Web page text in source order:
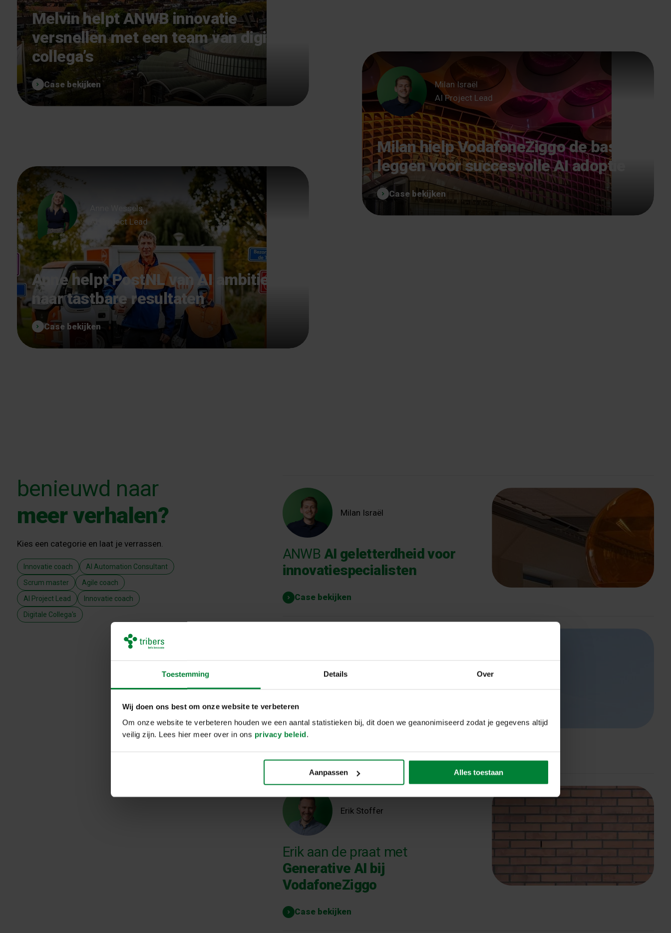
Toestemming Details Over
Wij doen ons best om onze website te verbeteren
Om onze website te verbeteren houden we een aantal statistieken bij, dit doen we geanonimiseerd zodat je gegevens altijd
veilig zijn. Lees hier meer over in ons privacy beleid.
Aanpassen Alles toestaan
Melvinhelpt ANWB innovatie
versnellen met een team van digitale
collega’s
Case bekijken
Anne Wessels
AI Project Lead
Anne helpt PostNL van AI ambitie
naar tastbare resultaten
Case bekijken
Milan Israël
AI Project Lead
Milan hielp VodafoneZiggo de basis
leggen voor succesvolle AI adoptie
Case bekijken
benieuwd naar
meer verhalen?
Kies een categorie en laat je verrassen.
Innovatie coach
AI Automation Consultant
Scrum master
Agile coach
AI Project Lead
Innovatie coach
Digitale Collega's
Milan Israël
ANWB AI geletterdheid voor
innovatiespecialisten
Case bekijken
Milan helpt NS van weken
onderzoek naar inzichten in
één uur
Case bekijken
Erik Stoffer
Erik aan de praat met
Generative AI bij
VodafoneZiggo
Case bekijken